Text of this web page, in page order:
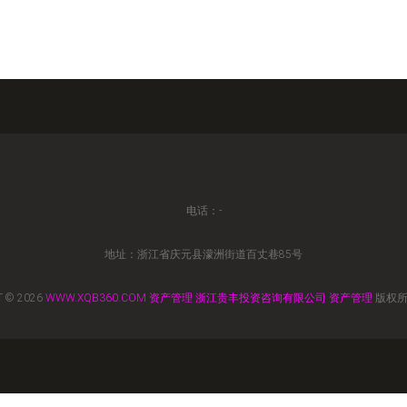
电话：-
地址：浙江省庆元县濛洲街道百丈巷85号
© 2026 WWW.XQB360.COM 资产管理 浙江贵丰投资咨询有限公司 资产管理 版权